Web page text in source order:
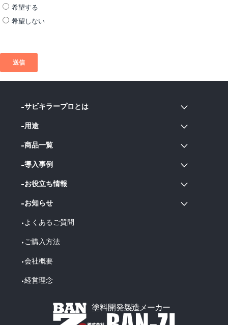
サビキラープロとは
用途
商品一覧
導入事例
お役立ち情報
お知らせ
よくあるご質問
ご購入方法
会社概要
経営理念